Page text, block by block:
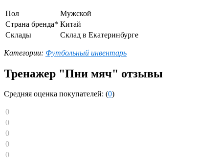
Пол
Мужской
Страна бренда* Китай
Склады
Склад в Екатеринбурге
Категории: Футбольный инвентарь
Тренажер "Пни мяч" отзывы
Средняя оценка покупателей: (0)
0
0
0
0
0